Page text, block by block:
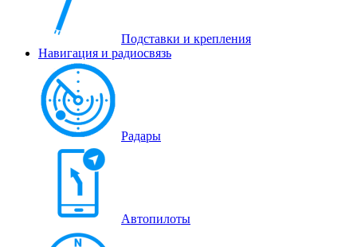
Подставки и крепления
Навигация и радиосвязь
Радары
Автопилоты